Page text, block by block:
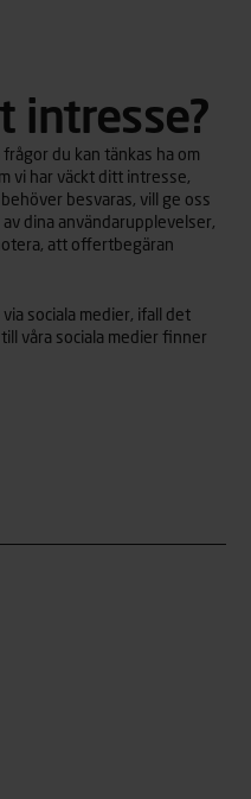
intresse?
du kan tänkas ha om
vi har väckt ditt intresse,
besvaras, vill ge oss
dina användarupplevelser,
att offertbegäran
sociala medier, ifall det
våra sociala medier finner